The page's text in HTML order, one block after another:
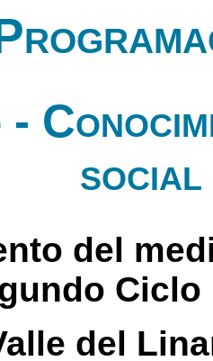
-
del
Ciclo
del